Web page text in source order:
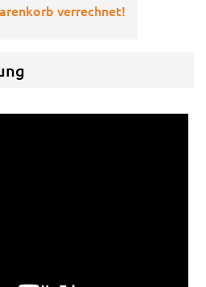
verrechnet!